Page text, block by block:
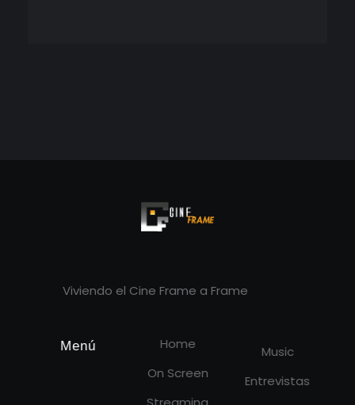
Viviendo el Cine Frame a Frame
Menú
Home
On Screen
Music
Entrevistas